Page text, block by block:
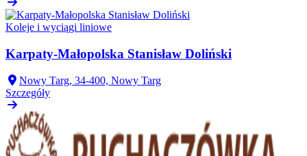
Koleje i wyciągi liniowe
Karpaty-Małopolska Stanisław Doliński
Nowy Targ, 34-400, Nowy Targ
Szczegóły